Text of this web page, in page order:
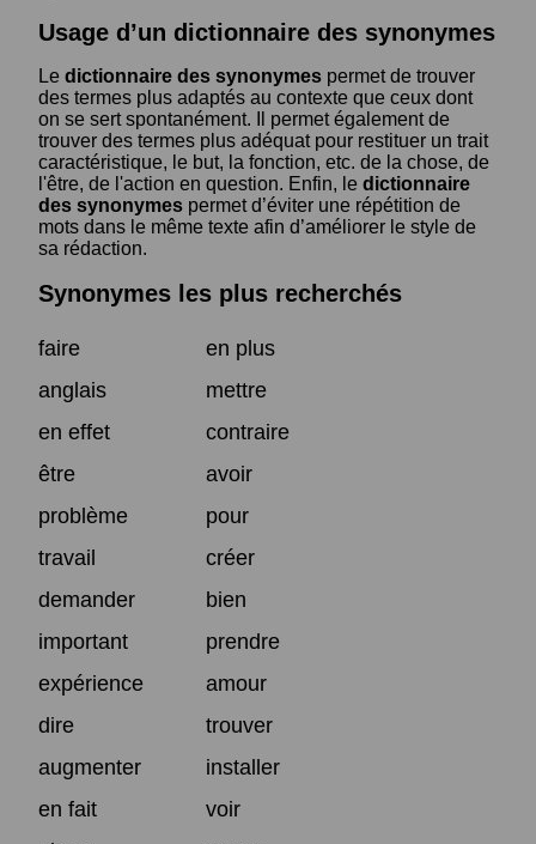
Usage d’un dictionnaire des synonymes
Le dictionnaire des synonymes permet de trouver
des termes plus adaptés au contexte que ceux dont
on se sert spontanément. Il permet également de
trouver des termes plus adéquat pour restituer un trait
caractéristique, le but, la fonction, etc. de la chose, de
l'être, de l'action en question. Enfin, le dictionnaire
des synonymes permet d’éviter une répétition de
mots dans le même texte afin d’améliorer le style de
sa rédaction.
Synonymes les plus recherchés
faire
en plus
anglais
mettre
en effet
contraire
être
avoir
problème
pour
travail
créer
demander
bien
important
prendre
expérience
amour
dire
trouver
augmenter
installer
en fait
voir